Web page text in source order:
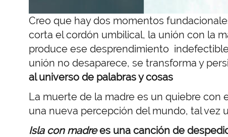
Creo que hay dos momentos
corta el cordón umbilical, la unión con la
produce ese desprendimiento
unión no desaparece, se transforma y
al universo de palabras y cosas
La muerte de la madre es un quiebre con
una nueva percepción del mundo, tal vez
Isla con madrees una canción de